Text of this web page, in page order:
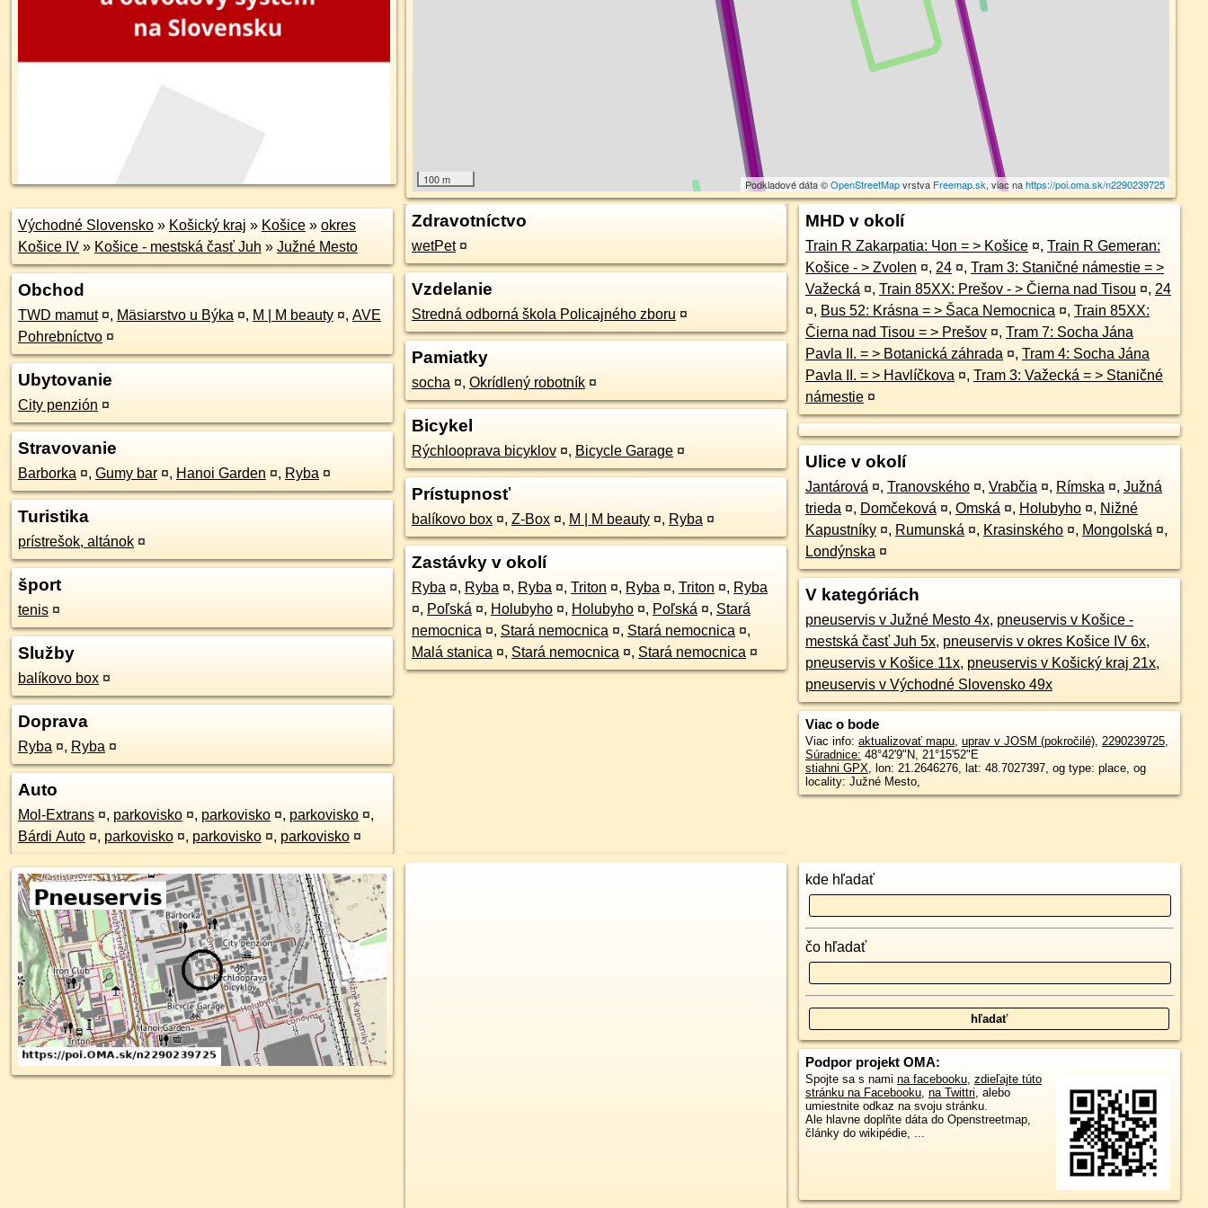
100 m Podkladové dáta ©OpenStreetMapvrstva Freemap.sk, viac nahttps://poi.oma.sk/n2290239725
Východné Slovensko » Košický kraj » Košice » okres
Košice IV » Košice - mestská časť Juh » Južné Mesto
Obchod
TWD mamut ¤, Mäsiarstvo u Býka ¤, M | M beauty ¤, AVE
Pohrebníctvo ¤
Ubytovanie
City penzión ¤
Stravovanie
Barborka ¤, Gumy bar ¤, Hanoi Garden ¤, Ryba ¤
Turistika
prístrešok, altánok ¤
šport
tenis ¤
Služby
balíkovo box ¤
Doprava
Ryba ¤, Ryba ¤
Auto
Mol-Extrans ¤, parkovisko ¤, parkovisko ¤, parkovisko ¤,
Bárdi Auto ¤, parkovisko ¤, parkovisko ¤, parkovisko ¤
Zdravotníctvo
wetPet ¤
Vzdelanie
Stredná odborná škola Policajného zboru ¤
Pamiatky
socha ¤, Okrídlený robotník ¤
Bicykel
Rýchlooprava bicyklov ¤, Bicycle Garage ¤
Prístupnosť
balíkovo box ¤, Z-Box ¤, M | M beauty ¤, Ryba ¤
Zastávky v okolí
Ryba ¤, Ryba ¤, Ryba ¤, Triton ¤, Ryba ¤, Triton ¤, Ryba
¤, Poľská ¤, Holubyho ¤, Holubyho ¤, Poľská ¤, Stará
nemocnica ¤, Stará nemocnica ¤, Stará nemocnica ¤,
Malá stanica ¤, Stará nemocnica ¤, Stará nemocnica ¤
MHD v okolí
Train R Zakarpatia: Чоп = > Košice ¤, Train R Gemeran:
Košice - > Zvolen ¤, 24 ¤, Tram 3: Staničné námestie = >
Važecká ¤, Train 85XX: Prešov - > Čierna nad Tisou ¤, 24
¤, Bus 52: Krásna = > Šaca Nemocnica ¤, Train 85XX:
Čierna nad Tisou = > Prešov ¤, Tram 7: Socha Jána
Pavla II. = > Botanická záhrada ¤, Tram 4: Socha Jána
Pavla II. = > Havlíčkova ¤, Tram 3: Važecká = > Staničné
námestie ¤
Ulice v okolí
Jantárová ¤, Tranovského ¤, Vrabčia ¤, Rímska ¤, Južná
trieda ¤, Domčeková ¤, Omská ¤, Holubyho ¤, Nižné
Kapustníky ¤, Rumunská ¤, Krasinského ¤, Mongolská ¤,
Londýnska ¤
V kategóriách
pneuservis v Južné Mesto 4x, pneuservis v Košice -
mestská časť Juh 5x, pneuservis v okres Košice IV 6x,
pneuservis v Košice 11x, pneuservis v Košický kraj 21x,
pneuservis v Východné Slovensko 49x
Viac o bode
Viac info: aktualizovať mapu, uprav v JOSM (pokročilé), 2290239725,
Súradnice: 48°42'9"N, 21°15'52"E
stiahni GPX, lon: 21.2646276, lat: 48.7027397, og type: place, og
locality: Južné Mesto,
kde hľadať
čo hľadať
Podpor projekt OMA:
Spojte sa s nami na facebooku, zdieľajte túto
stránku na Facebooku, na Twittri, alebo
umiestnite odkaz na svoju stránku.
Ale hlavne doplňte dáta do Openstreetmap,
články do wikipédie, ...